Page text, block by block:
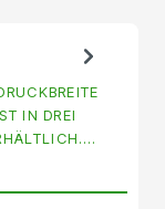
IN DREI